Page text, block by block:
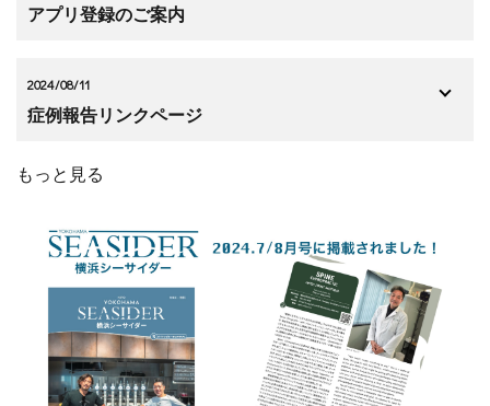
アプリ登録のご案内
2024/08/11
症例報告リンクページ
もっと見る